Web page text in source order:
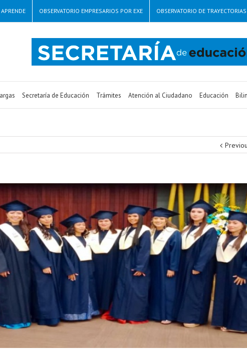
OBSERVATORIO EMPRESARIOS POR EXE OBSERVATORIO DE
Secretaría de Educación Trámites Atención al Ciudadano Educación